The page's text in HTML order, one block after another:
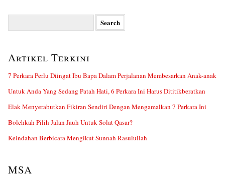
Artikel Terkini
7 Perkara Perlu Diingat Ibu Bapa Dalam Perjalanan Membesarkan Anak-anak
Untuk Anda Yang Sedang Patah Hati, 6 Perkara Ini Harus Dititikberatkan
Elak Menyerabutkan Fikiran Sendiri Dengan Mengamalkan 7 Perkara Ini
Bolehkah Pilih Jalan Jauh Untuk Solat Qasar?
Keindahan Berbicara Mengikut Sunnah Rasulullah
MSA